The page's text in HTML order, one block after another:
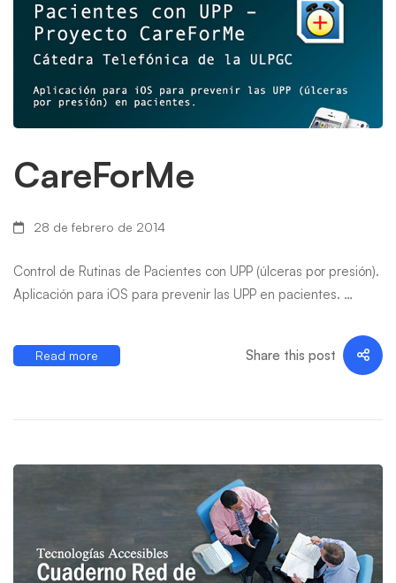
CareForMe
28 de febrero de 2014
Control de Rutinas de Pacientes con UPP (úlceras por presión).
Aplicación para iOS para prevenir las UPP en pacientes. …
Read more Share this post